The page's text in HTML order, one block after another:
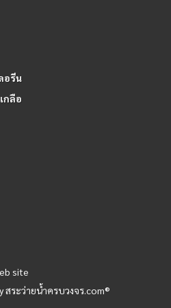
อรีน
กลือ
site
สระว่ายน้ำครบวงจร.com®